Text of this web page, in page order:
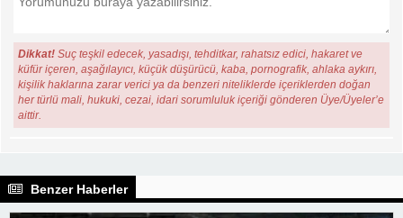
Dikkat! Suç teşkil edecek, yasadışı, tehditkar, rahatsız edici, hakaret ve
küfür içeren, aşağılayıcı, küçük düşürücü, kaba, pornografik, ahlaka aykırı,
kişilik haklarına zarar verici ya da benzeri niteliklerde içeriklerden doğan
her türlü mali, hukuki, cezai, idari sorumluluk içeriği gönderen Üye/Üyeler’e
aittir.
Benzer Haberler